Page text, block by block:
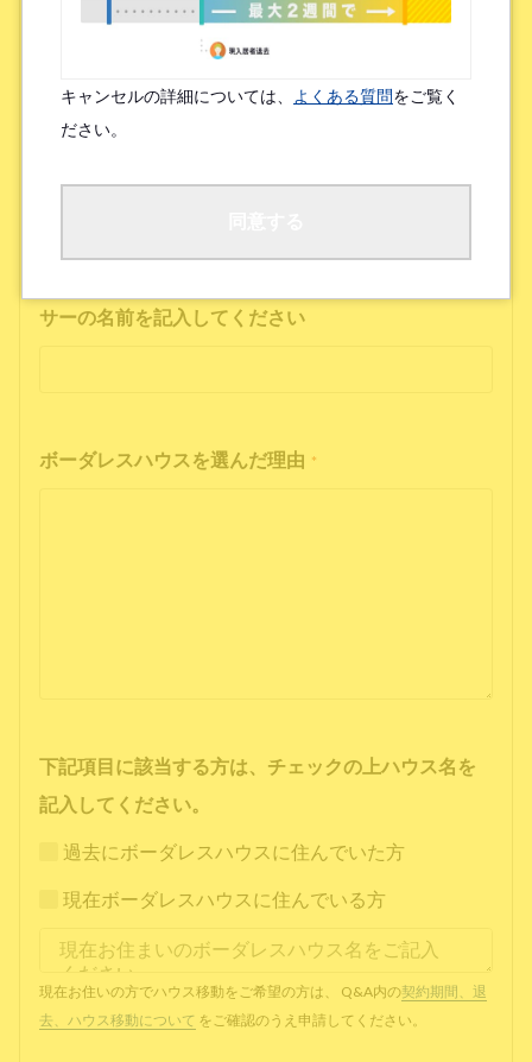
物件ポータルサイト
ブログやWeb記事を読んで
友人/知人からの口コミ
所属先からの紹介
SNSインフルエンサーの投稿を見た
サーの名前を記入してください
ボーダレスハウスを選んだ理由 *
下記項目に該当する方は、チェックの上ハウス名を
記入してください。
過去にボーダレスハウスに住んでいた方
現在ボーダレスハウスに住んでいる方
現在お住いの方でハウス移動をご希望の方は、 Q&A内の契約期間、退
去、ハウス移動について をご確認のうえ申請してください。
キャンセルの詳細については、 よくある質問をご覧く
ださい。